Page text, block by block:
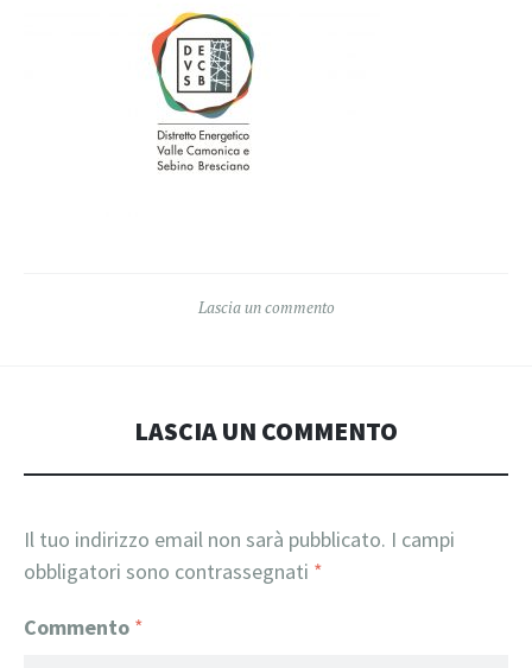
Lascia un commento
LASCIA UN COMMENTO
Il tuo indirizzo email non sarà pubblicato. I campi
obbligatori sono contrassegnati *
Commento *